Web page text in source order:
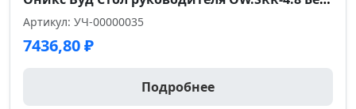
Артикул: УЧ-00000035
7436,80₽
Подробнее